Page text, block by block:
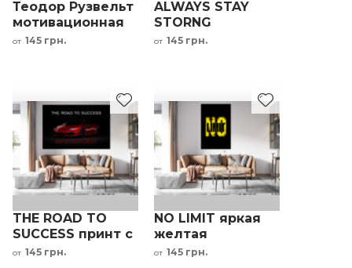
Теодор Рузвельт
мотивационная
надпись картина
от 145 грн.
ALWAYS STAY
STORNG
мотивационная
от 145 грн.
THE ROAD TO
SUCCESS принт с
мотивационной
от 145 грн.
NO LIMIT яркая
желтая
мотивационная
от 145 грн.